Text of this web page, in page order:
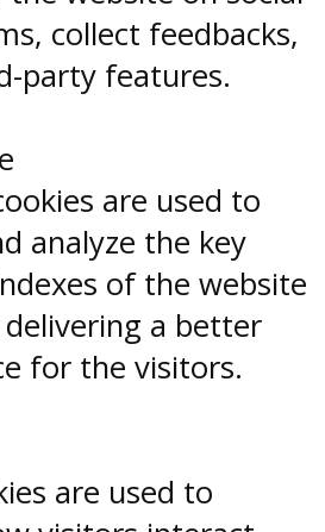
collect feedbacks,
party features.
are used to
analyze the key
of the website
a better
for the visitors.
are used to